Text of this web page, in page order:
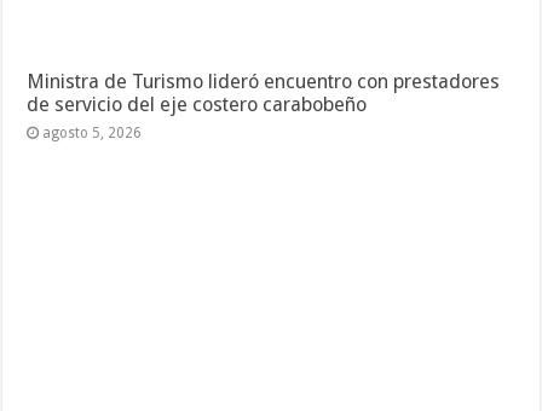
Ministra de Turismo lideró encuentro con prestadores
de servicio del eje costero carabobeño
agosto 5, 2026